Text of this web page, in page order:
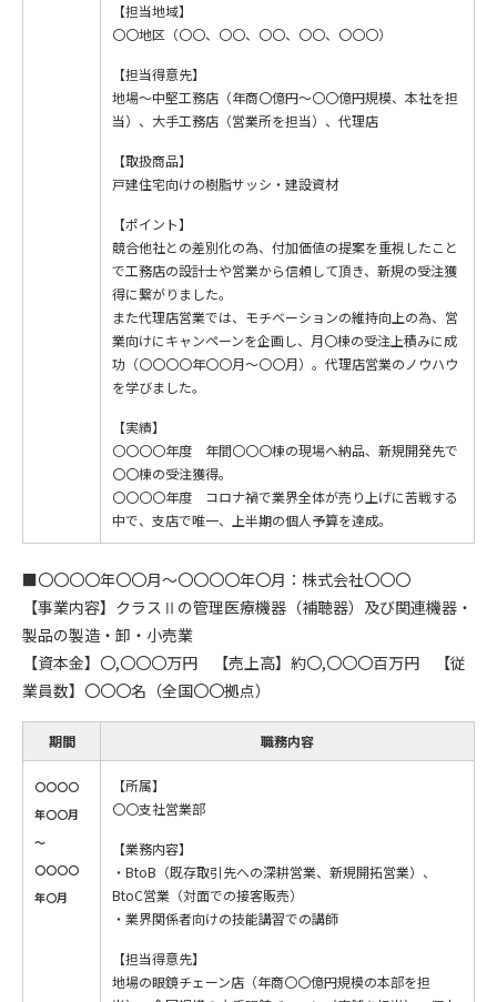
【担当地域】
〇〇地区（〇〇、〇〇、〇〇、〇〇、〇〇〇）
【担当得意先】
地場～中堅工務店（年商〇億円～〇〇億円規模、本社を担
当）、大手工務店（営業所を担当）、代理店
【取扱商品】
戸建住宅向けの樹脂サッシ・建設資材
【ポイント】
競合他社との差別化の為、付加価値の提案を重視したこと
で工務店の設計士や営業から信頼して頂き、新規の受注獲
得に繋がりました。
また代理店営業では、モチベーションの維持向上の為、営
業向けにキャンペーンを企画し、月〇棟の受注上積みに成
功（〇〇〇〇年〇〇月～〇〇月）。代理店営業のノウハウ
を学びました。
【実績】
〇〇〇〇年度 年間〇〇〇棟の現場へ納品、新規開発先で
〇〇棟の受注獲得。
〇〇〇〇年度 コロナ禍で業界全体が売り上げに苦戦する
中で、支店で唯一、上半期の個人予算を達成。
■〇〇〇〇年〇〇月～〇〇〇〇年〇月：株式会社〇〇〇
【事業内容】クラスⅡの管理医療機器（補聴器）及び関連機器・
製品の製造・卸・小売業
【資本金】〇,〇〇〇万円 【売上高】約〇,〇〇〇百万円 【従
業員数】〇〇〇名（全国〇〇拠点）
期間 職務内容
〇〇〇〇
年〇〇月
～
〇〇〇〇
年〇月
【所属】
〇〇支社営業部
【業務内容】
・BtoB（既存取引先への深耕営業、新規開拓営業）、
BtoC営業（対面での接客販売）
・業界関係者向けの技能講習での講師
【担当得意先】
地場の眼鏡チェーン店（年商〇〇億円規模の本部を担